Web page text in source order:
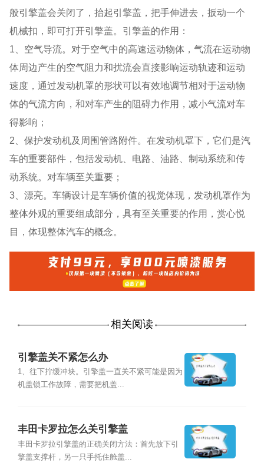
般引擎盖会关闭了，抬起引擎盖，把手伸进去，扳动一个
机械扣，即可打开引擎盖。引擎盖的作用：
1、空气导流。对于空气中的高速运动物体，气流在运动物
体周边产生的空气阻力和扰流会直接影响运动轨迹和运动
速度，通过发动机罩的形状可以有效地调节相对于运动物
体的气流方向，和对车产生的阻碍力作用，减小气流对车
得影响；
2、保护发动机及周围管路附件。在发动机罩下，它们是汽
车的重要部件，包括发动机、电路、油路、制动系统和传
动系统。对车辆至关重要；
3、漂亮。车辆设计是车辆价值的视觉体现，发动机罩作为
整体外观的重要组成部分，具有至关重要的作用，赏心悦
目，体现整体汽车的概念。
相关阅读
引擎盖关不紧怎么办
1、往下拧缓冲块。引擎盖一直关不紧可能是因为
机盖锁工作故障，需要把机盖...
丰田卡罗拉怎么关引擎盖
丰田卡罗拉引擎盖的正确关闭方法：首先放下引
擎盖支撑杆，另一只手托住舱盖...